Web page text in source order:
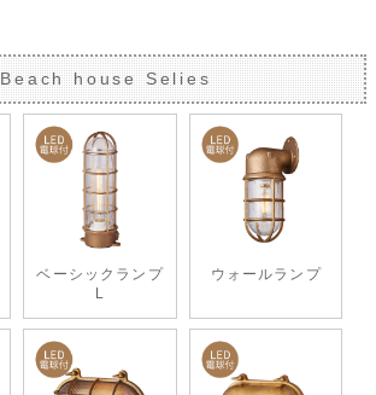
Beach house Selies
ベーシックランプ
ウォールランプ